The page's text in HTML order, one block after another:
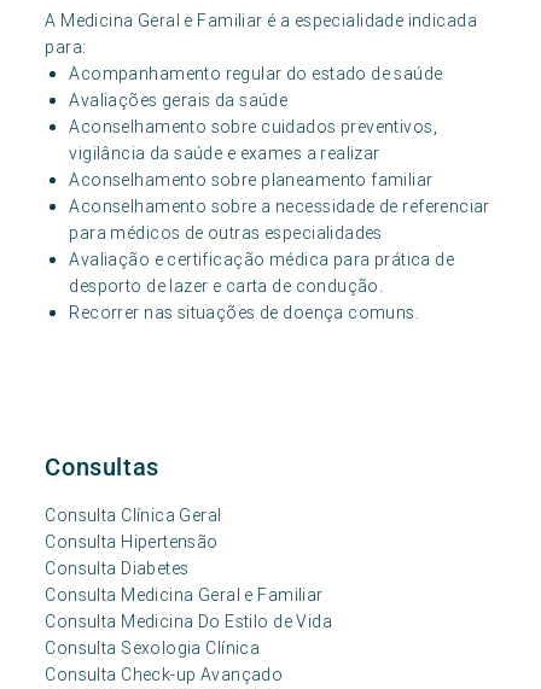
A Medicina Geral e Familiar é a especialidade indicada
para:
Acompanhamento regular do estado de saúde
Avaliações gerais da saúde
Aconselhamento sobre cuidados preventivos,
vigilância da saúde e exames a realizar
Aconselhamento sobre planeamento familiar
Aconselhamento sobre a necessidade de referenciar
para médicos de outras especialidades
Avaliação e certificação médica para prática de
desporto de lazer e carta de condução.
Recorrer nas situações de doença comuns.
Consultas
Consulta Clínica Geral
Consulta Hipertensão
Consulta Diabetes
Consulta Medicina Geral e Familiar
Consulta Medicina Do Estilo de Vida
Consulta Sexologia Clínica
Consulta Check-up Avançado